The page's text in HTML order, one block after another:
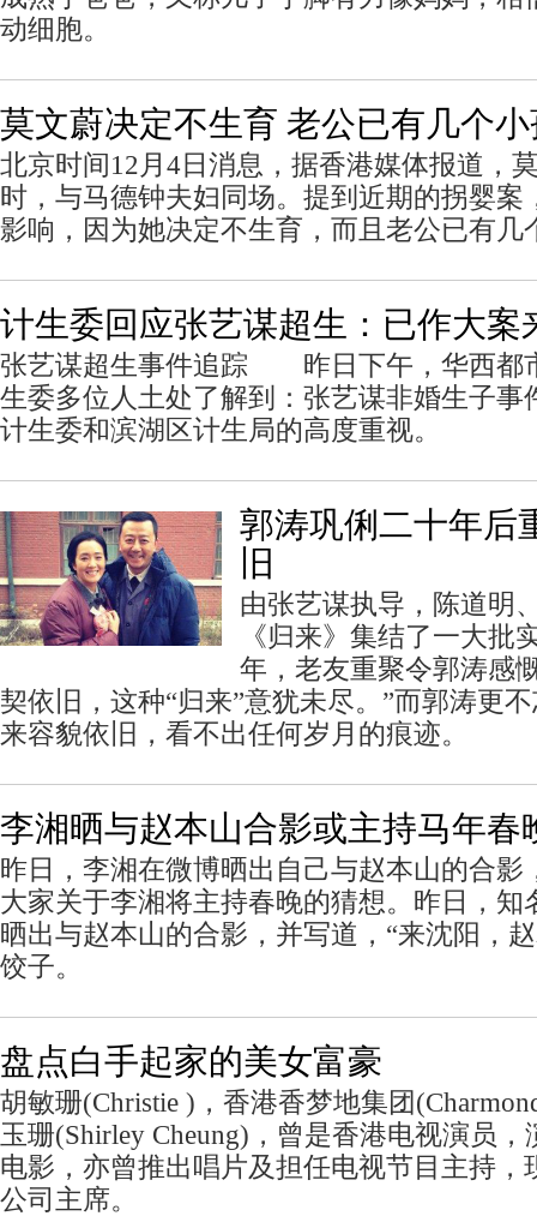
动细胞。
莫文蔚决定不生育 老公已有几个
北京时间12月4日消息，据香港媒体报道，
时，与马德钟夫妇同场。提到近期的拐婴案
影响，因为她决定不生育，而且老公已有几
计生委回应张艺谋超生：已作大案
张艺谋超生事件追踪 昨日下午，华西都
生委多位人土处了解到：张艺谋非婚生子事
计生委和滨湖区计生局的高度重视。
郭涛巩俐二十年后
旧
由张艺谋执导，陈道明
《归来》集结了一大批
年，老友重聚令郭涛感
契依旧，这种“归来”意犹未尽。”而郭涛更
来容貌依旧，看不出任何岁月的痕迹。
李湘晒与赵本山合影或主持马年春
昨日，李湘在微博晒出自己与赵本山的合影
大家关于李湘将主持春晚的猜想。昨日，知
晒出与赵本山的合影，并写道，“来沈阳，
饺子。
盘点白手起家的美女富豪
胡敏珊(Christie )，香港香梦地集团
玉珊(Shirley Cheung)，曾是香港电视演员
电影，亦曾推出唱片及担任电视节目主持，
公司主席。